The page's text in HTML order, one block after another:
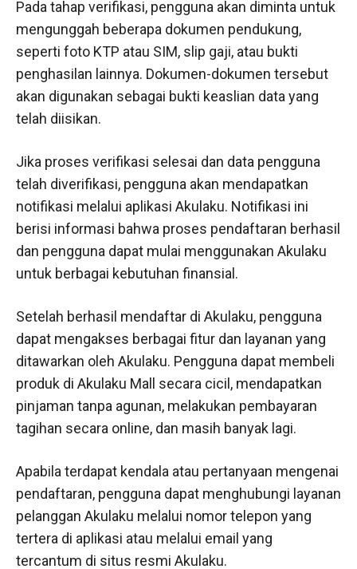
Pada tahap verifikasi, pengguna akan diminta untuk
mengunggah beberapa dokumen pendukung,
seperti foto KTP atau SIM, slip gaji, atau bukti
penghasilan lainnya. Dokumen-dokumen tersebut
akan digunakan sebagai bukti keaslian data yang
telah diisikan.
Jika proses verifikasi selesai dan data pengguna
telah diverifikasi, pengguna akan mendapatkan
notifikasi melalui aplikasi Akulaku. Notifikasi ini
berisi informasi bahwa proses pendaftaran berhasil
dan pengguna dapat mulai menggunakan Akulaku
untuk berbagai kebutuhan finansial.
Setelah berhasil mendaftar di Akulaku, pengguna
dapat mengakses berbagai fitur dan layanan yang
ditawarkan oleh Akulaku. Pengguna dapat membeli
produk di Akulaku Mall secara cicil, mendapatkan
pinjaman tanpa agunan, melakukan pembayaran
tagihan secara online, dan masih banyak lagi.
Apabila terdapat kendala atau pertanyaan mengenai
pendaftaran, pengguna dapat menghubungi layanan
pelanggan Akulaku melalui nomor telepon yang
tertera di aplikasi atau melalui email yang
tercantum di situs resmi Akulaku.